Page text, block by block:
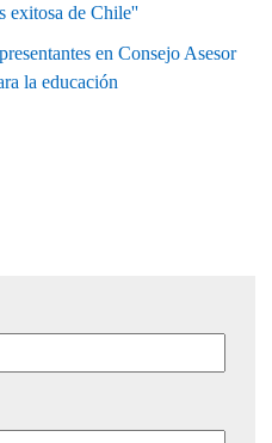
exitosa de Chile''
en Consejo Asesor
la educación